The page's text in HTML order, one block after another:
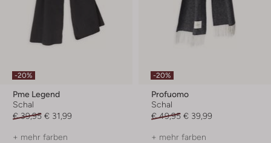
-20%
Pme Legend
Schal
€ 39,95 € 31,99
+ mehr farben
-20%
Profuomo
Schal
€ 49,95 € 39,99
+ mehr farben